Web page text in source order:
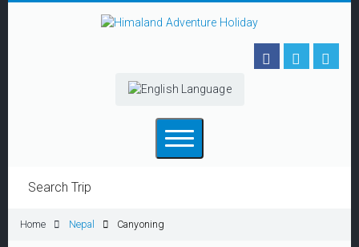
Home Nepal Canyoning